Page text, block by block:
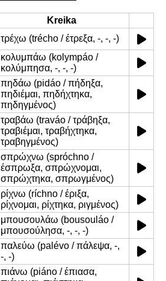
Kreika
τρέχω (trécho / έτρεξα, -, -, -)
κολυμπάω (kolympáo /
κολύμπησα, -, -, -)
πηδάω (pidáo / πήδηξα,
πηδιέμαι, πηδήχτηκα,
πηδηγμένος)
τραβάω (traváo / τράβηξα,
τραβιέμαι, τραβήχτηκα,
τραβηγμένος)
σπρώχνω (spróchno /
έσπρωξα, σπρώχνομαι,
σπρώχτηκα, σπρωγμένος)
ρίχνω (ríchno / έριξα,
ρίχνομαι, ρίχτηκα, ριγμένος)
μπουσουλάω (bousouláo /
μπουσούλησα, -, -, -)
παλεύω (palévo / πάλεψα, -,
-, -)
πιάνω (piáno / έπιασα,